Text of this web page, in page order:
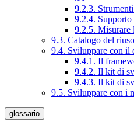
9.2.3.
9.2.4. Supporto
9.2.5. Misurare
9.3. Catalogo del riuso
9.4. Sviluppare con il
9.4.1. Il
9.4.2. Il kit di
9.4.3. Il kit di
9.5. Sviluppare con i
glossario